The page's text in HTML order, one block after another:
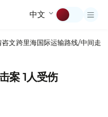
中文
咨文跨里海国际运输路线/中间走廊
案 1人受伤